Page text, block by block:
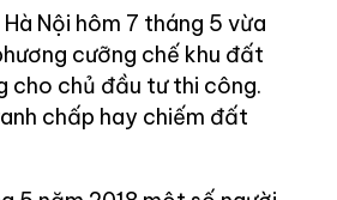
Nội hôm 7 tháng 5 vừa
cưỡng chế khu đất
cho chủ đầu tư thi công.
chấp hay chiếm đất